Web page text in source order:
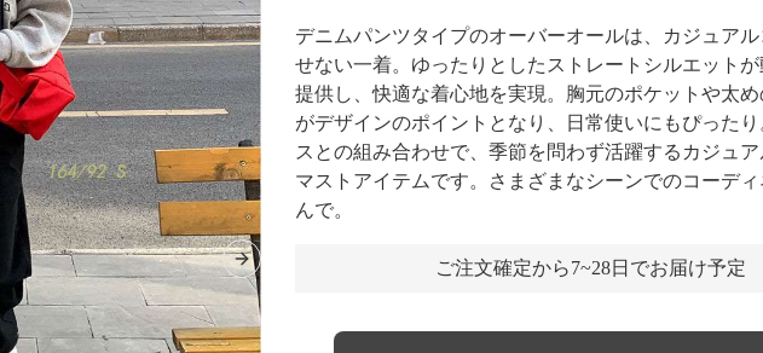
Next slide
デニムパンツタイプのオーバーオールは、カジュア
せない一着。ゆったりとしたストレートシルエット
提供し、快適な着心地を実現。胸元のポケットや太
がデザインのポイントとなり、日常使いにもぴった
スとの組み合わせで、季節を問わず活躍するカジュ
マストアイテムです。さまざまなシーンでのコーデ
んで。
ご注文確定から7~28日でお届け予定